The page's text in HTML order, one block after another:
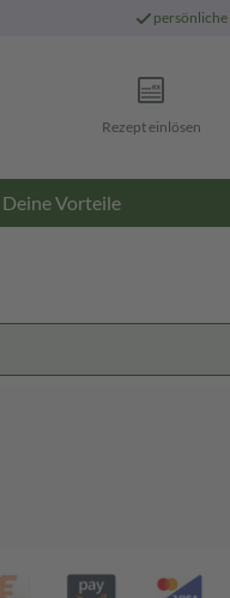
persönliche
Rezept einlösen
Deine Vorteile